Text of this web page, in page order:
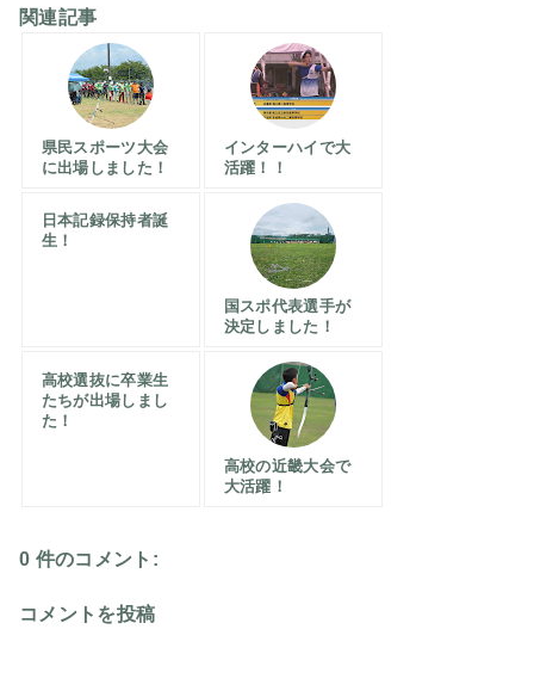
関連記事
県民スポーツ大会
に出場しました！
インターハイで大
活躍！！
日本記録保持者誕
生！
国スポ代表選手が
決定しました！
高校選抜に卒業生
たちが出場しまし
た！
高校の近畿大会で
大活躍！
0 件のコメント:
コメントを投稿